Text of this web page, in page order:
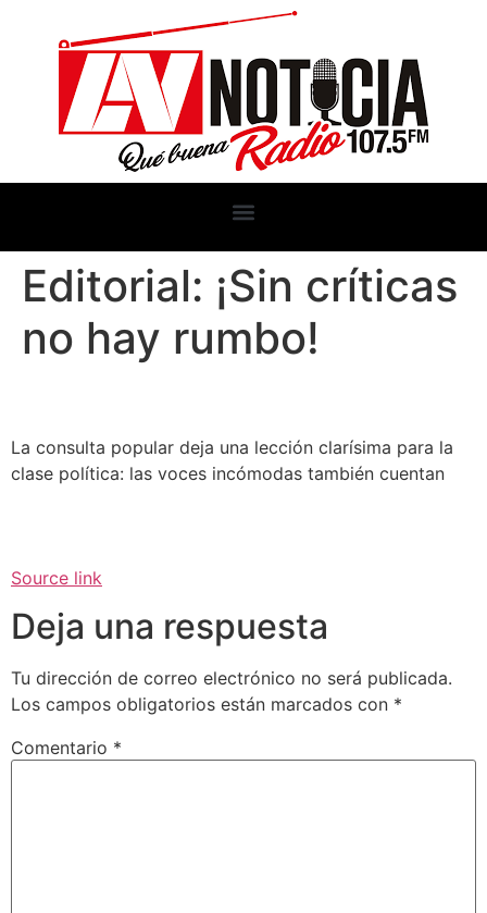
Editorial: ¡Sin críticas
no hay rumbo!
La consulta popular deja una lección clarísima para la
clase política: las voces incómodas también cuentan
Source link
Deja una respuesta
Tu dirección de correo electrónico no será publicada.
Los campos obligatorios están marcados con *
Comentario *